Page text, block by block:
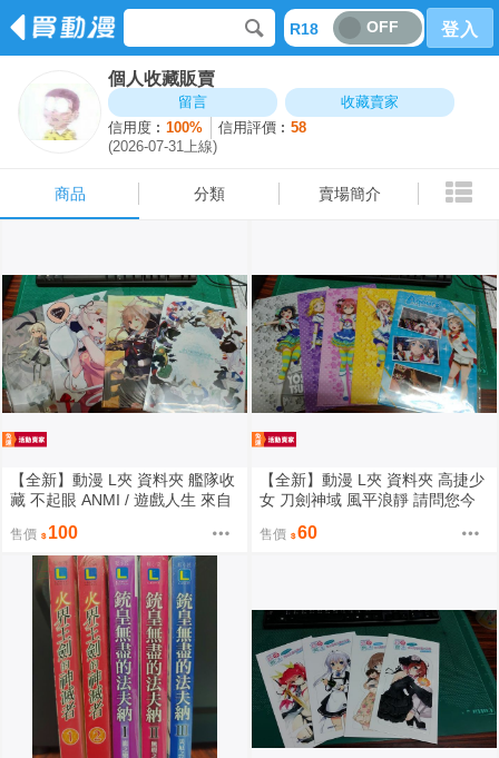
R18 OFF 登入
個人收藏販賣
留言
收藏賣家
信用度︰100% 信用評價︰58
(2026-07-31上線)
商品 分類 賣場簡介
【全新】動漫 L夾 資料夾 艦隊收
藏 不起眼 ANMI / 遊戲人生 來自
售價 100
【全新】動漫 L夾 資料夾 高捷少
女 刀劍神域 風平浪靜 請問您今
有病 天之火 LOVLIVE
售價 60
分類